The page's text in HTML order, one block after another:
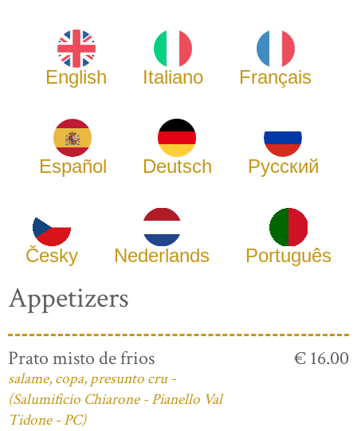
English Italiano Français
Español Deutsch Русский
Česky Nederlands Português
Appetizers
Prato misto de frios
salame, copa, presunto cru -
(Salumificio Chiarone - Pianello Val
Tidone - PC)
€ 16.00